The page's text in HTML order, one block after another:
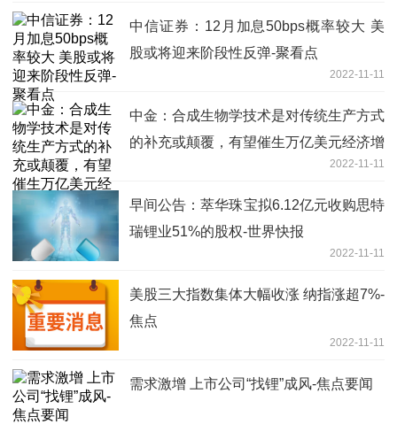
中信证券：12月加息50bps概率较大 美
股或将迎来阶段性反弹-聚看点
2022-11-11
中金：合成生物学技术是对传统生产方式
的补充或颠覆，有望催生万亿美元经济增
2022-11-11
早间公告：萃华珠宝拟6.12亿元收购思特
瑞锂业51%的股权-世界快报
2022-11-11
美股三大指数集体大幅收涨 纳指涨超7%-
焦点
2022-11-11
需求激增 上市公司“找锂”成风-焦点要闻